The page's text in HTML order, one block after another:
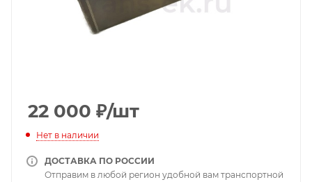
22 000 ₽/шт
Нет в наличии
ДОСТАВКА ПО РОССИИ
Отправим в любой регион удобной вам транспортной